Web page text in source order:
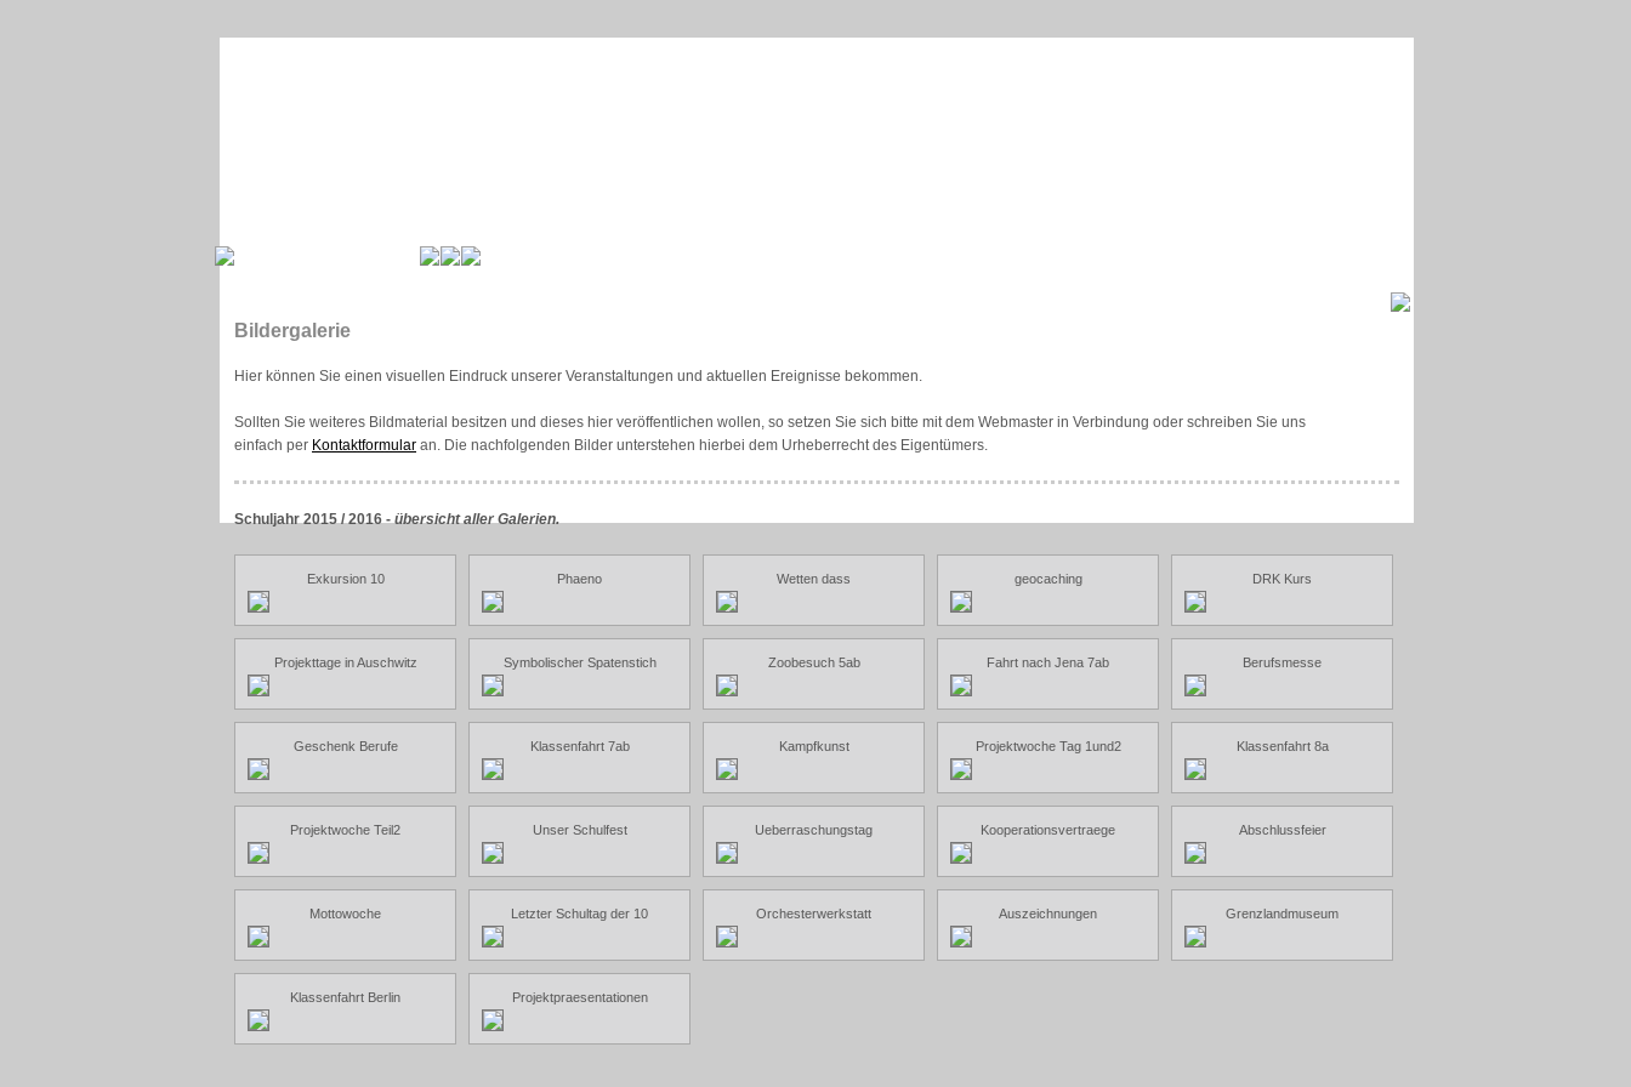
Bildergalerie
Hier können Sie einen visuellen Eindruck unserer Veranstaltungen und aktuellen Ereignisse bekommen.
Sollten Sie weiteres Bildmaterial besitzen und dieses hier veröffentlichen wollen, so setzen Sie sich bitte mit dem Webmaster in Verbindung oder schreiben Sie uns
einfach per Kontaktformular an. Die nachfolgenden Bilder unterstehen hierbei dem Urheberrecht des Eigentümers.
Schuljahr 2015 / 2016 -übersicht aller Galerien.
Exkursion 10 Phaeno Wetten dass geocaching DRK Kurs
Projekttage in Auschwitz Symbolischer Spatenstich Zoobesuch 5ab Fahrt nach Jena 7ab Berufsmesse
Geschenk Berufe Klassenfahrt 7ab Kampfkunst Projektwoche Tag 1und2 Klassenfahrt 8a
Projektwoche Teil2 Unser Schulfest Ueberraschungstag Kooperationsvertraege Abschlussfeier
Mottowoche Letzter Schultag der 10 Orchesterwerkstatt Auszeichnungen Grenzlandmuseum
Klassenfahrt Berlin Projektpraesentationen